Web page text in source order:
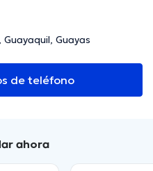
Guayas
de teléfono
ahora